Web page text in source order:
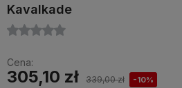
Kavalkade
Cena:
305,10 zł 339,00 zł -10%